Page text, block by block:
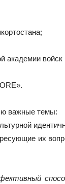
академии
важные темы:
их